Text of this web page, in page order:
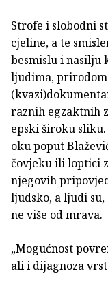
Strofe i slobodni
cjeline, a te
besmislu i nasilju
ljudima,
raznih egzaktnih
epski široku
oku poput
čovjeku ili loptici
njegovih
ljudsko, a ljudi su,
ne više od mrava.
„Mogućnost
ali i dijagnoza